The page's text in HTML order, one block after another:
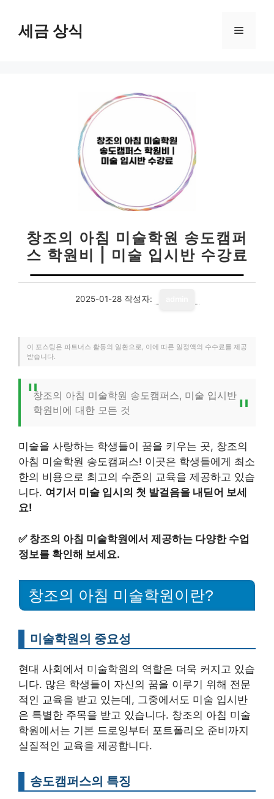
세금 상식 메
창조의 아침 미술학원 송도캠퍼
스 학원비 | 미술 입시반 수강료
2025-01-28 작성자:
이 포스팅은 파트너스 활동의 일환으로, 이에 따른 일정액의 수수료를 제공
받습니다.
창조의 아침 미술학원 송도캠퍼스, 미술 입시반
학원비에 대한 모든 것
미술을 사랑하는 학생들이 꿈을 키우는 곳, 창조의
아침 미술학원 송도캠퍼스! 이곳은 학생들에게 최소
한의 비용으로 최고의 수준의 교육을 제공하고 있습
니다. 여기서 미술 입시의 첫 발걸음을 내딛어 보세
요!
✅ 창조의 아침 미술학원에서 제공하는 다양한 수업
정보를 확인해 보세요.
창조의 아침 미술학원이란?
미술학원의 중요성
현대 사회에서 미술학원의 역할은 더욱 커지고 있습
니다. 많은 학생들이 자신의 꿈을 이루기 위해 전문
적인 교육을 받고 있는데, 그중에서도 미술 입시반
은 특별한 주목을 받고 있습니다. 창조의 아침 미술
학원에서는 기본 드로잉부터 포트폴리오 준비까지
실질적인 교육을 제공합니다.
송도캠퍼스의 특징